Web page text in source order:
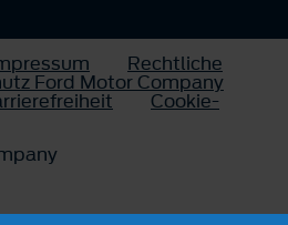
Rechtliche
Ford Motor Company
Cookie-